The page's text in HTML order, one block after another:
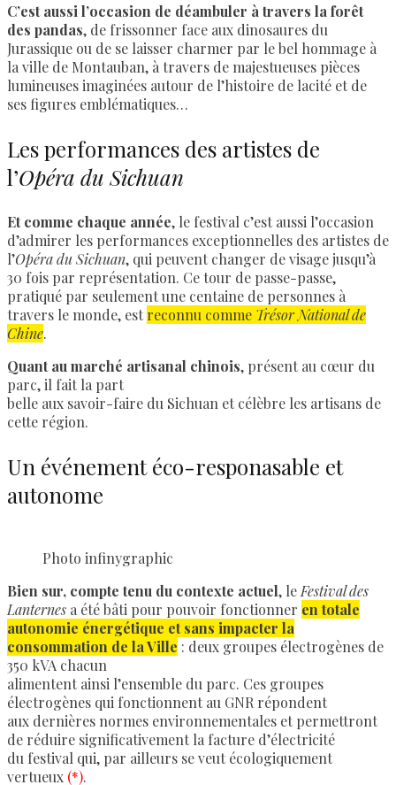
C’est aussi l’occasion de déambuler à travers la forêt
des pandas, de frissonner face aux dinosaures du
Jurassique ou de se laisser charmer par le bel hommage à
la ville de Montauban, à travers de majestueuses pièces
lumineuses imaginées autour de l’histoire de lacité et de
ses figures emblématiques…
Les performances des artistes de
l’Opéra du Sichuan
Et comme chaque année, le festival c’est aussi l’occasion
d’admirer les performances exceptionnelles des artistes de
l’Opéra du Sichuan, qui peuvent changer de visage jusqu’à
30 fois par représentation. Ce tour de passe-passe,
pratiqué par seulement une centaine de personnes à
travers le monde, est reconnu comme Trésor National de
Chine.
Quant au marché artisanal chinois, présent au cœur du
parc, il fait la part
belle aux savoir-faire du Sichuan et célèbre les artisans de
cette région.
Un événement éco-responasable et
autonome
Photo infinygraphic
Bien sur, compte tenu du contexte actuel, leFestival des
Lanternes a été bâti pour pouvoir fonctionner en totale
autonomie énergétique et sans impacter la
consommation de la Ville : deux groupes électrogènes de
350 kVA chacun
alimentent ainsi l’ensemble du parc. Ces groupes
électrogènes qui fonctionnent au GNR répondent
aux dernières normes environnementales et permettront
de réduire significativement la facture d’électricité
du festival qui, par ailleurs se veut écologiquement
vertueux (*).